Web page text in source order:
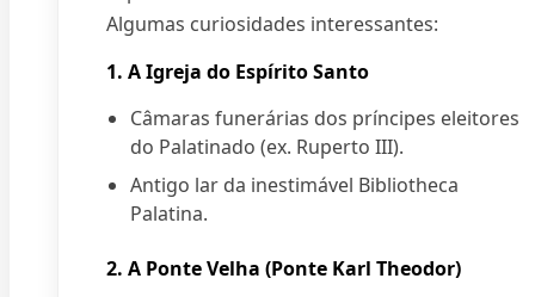
Algumas curiosidades interessantes:
1. A Igreja do Espírito Santo
Câmaras funerárias dos príncipes eleitores
do Palatinado (ex. Ruperto III).
Antigo lar da inestimável Bibliotheca
Palatina.
2. A Ponte Velha (Ponte Karl Theodor)